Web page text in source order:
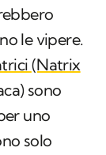
le vipere.
(Natrix
sono
uno
solo